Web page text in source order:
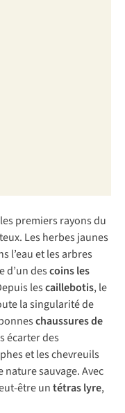
premiers rayons du
Les herbes jaunes
l’eau et les arbres
d’un descoins les
lescaillebotis, le
la singularité de
chaussures de
écarter des
et les chevreuils
sauvage. Avec
être untétras lyre,